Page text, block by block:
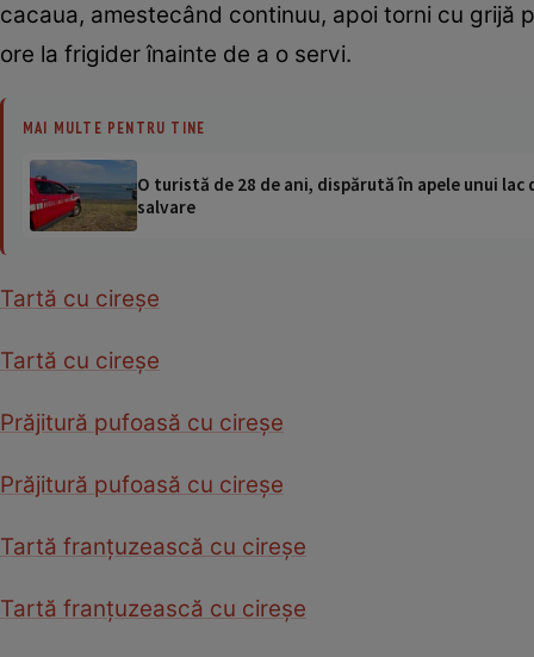
cacaua, amestecând continuu, apoi torni cu grijă
ore la frigider înainte de a o servi.
MAI MULTE PENTRU TINE
O turistă de 28 de ani, dispărută în apele unui
salvare
Tartă cu cireşe
Tartă cu cireşe
Prăjitură pufoasă cu cireşe
Prăjitură pufoasă cu cireşe
Tartă franţuzească cu cireşe
Tartă franţuzească cu cireşe